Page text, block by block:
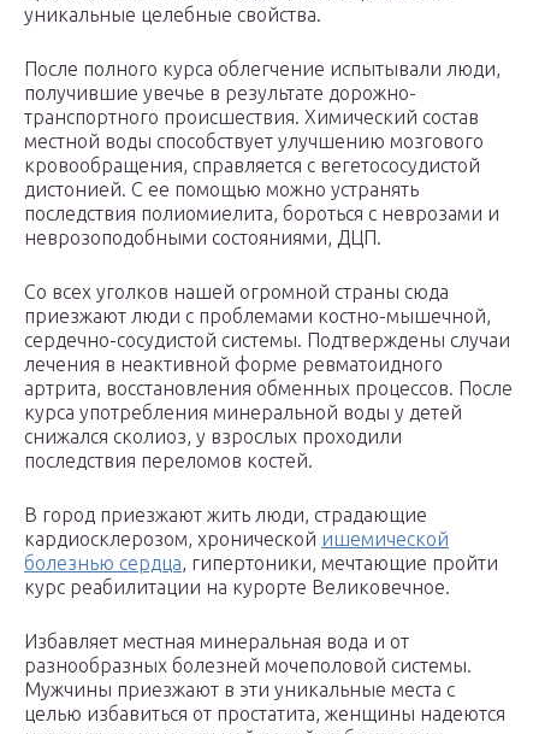
уникальные целебные свойства.
После полного курса облегчение испытывали люди,
получившие увечье в результате дорожно-
транспортного происшествия. Химический состав
местной воды способствует улучшению мозгового
кровообращения, справляется с вегетососудистой
дистонией. С ее помощью можно устранять
последствия полиомиелита, бороться с неврозами и
неврозоподобными состояниями, ДЦП.
Со всех уголков нашей огромной страны сюда
приезжают люди с проблемами костно-мышечной,
сердечно-сосудистой системы. Подтверждены случаи
лечения в неактивной форме ревматоидного
артрита, восстановления обменных процессов. После
курса употребления минеральной воды у детей
снижался сколиоз, у взрослых проходили
последствия переломов костей.
В город приезжают жить люди, страдающие
кардиосклерозом, хронической ишемической
болезнью сердца, гипертоники, мечтающие пройти
курс реабилитации на курорте Великовечное.
Избавляет местная минеральная вода и от
разнообразных болезней мочеполовой системы.
Мужчины приезжают в эти уникальные места с
целью избавиться от простатита, женщины надеются